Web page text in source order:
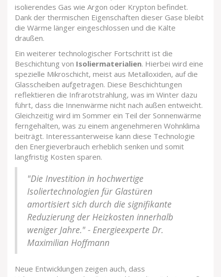
isolierendes Gas wie Argon oder Krypton befindet.
Dank der thermischen Eigenschaften dieser Gase bleibt
die Wärme länger eingeschlossen und die Kälte
draußen.
Ein weiterer technologischer Fortschritt ist die
Beschichtung von Isoliermaterialien. Hierbei wird eine
spezielle Mikroschicht, meist aus Metalloxiden, auf die
Glasscheiben aufgetragen. Diese Beschichtungen
reflektieren die Infrarotstrahlung, was im Winter dazu
führt, dass die Innenwärme nicht nach außen entweicht.
Gleichzeitig wird im Sommer ein Teil der Sonnenwärme
ferngehalten, was zu einem angenehmeren Wohnklima
beiträgt. Interessanterweise kann diese Technologie
den Energieverbrauch erheblich senken und somit
langfristig Kosten sparen.
"Die Investition in hochwertige
Isoliertechnologien für Glastüren
amortisiert sich durch die signifikante
Reduzierung der Heizkosten innerhalb
weniger Jahre." - Energieexperte Dr.
Maximilian Hoffmann
Neue Entwicklungen zeigen auch, dass